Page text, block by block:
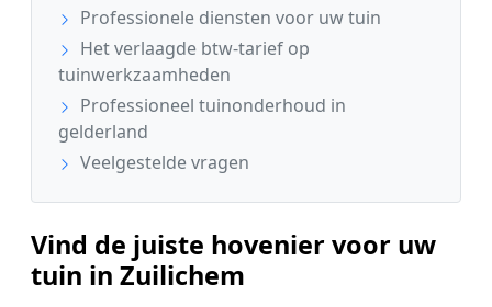
Professionele diensten voor uw tuin
Het verlaagde btw-tarief op
tuinwerkzaamheden
Professioneel tuinonderhoud in
gelderland
Veelgestelde vragen
Vind de juiste hovenier voor uw
tuin in Zuilichem